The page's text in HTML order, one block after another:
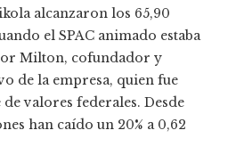
alcanzaron los 65,90
el SPAC animado estaba
Milton, cofundador y
de la empresa, quien fue
valores federales. Desde
han caído un 20% a 0,62